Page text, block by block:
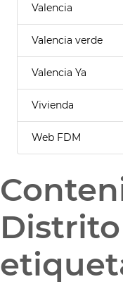
Valencia
Valencia verde
Valencia Ya
Vivienda
Web FDM
Distrito